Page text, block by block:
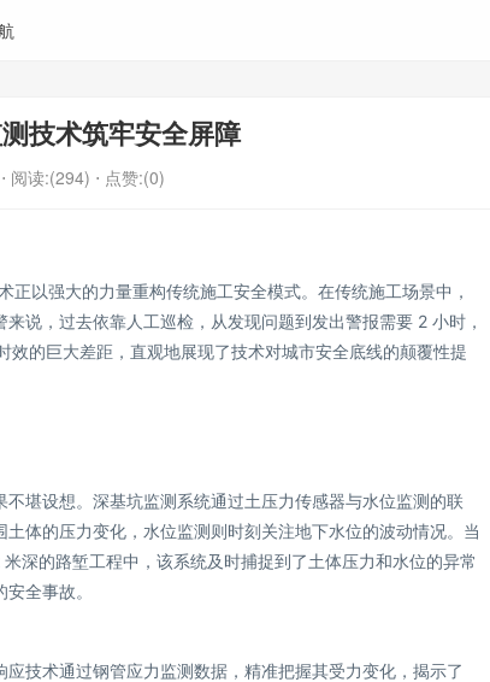
技术筑牢安全屏障
⋅ 阅读:(294) ⋅ 点赞:(0)
以强大的力量重构传统施工安全模式。在传统施工场景中，
说，过去依靠人工巡检，从发现问题到发出警报需要 2 小时，
的巨大差距，直观地展现了技术对城市安全底线的颠覆性提
堪设想。深基坑监测系统通过土压力传感器与水位监测的联
体的压力变化，水位监测则时刻关注地下水位的波动情况。当
深的路堑工程中，该系统及时捕捉到了土体压力和水位的异常
全事故。
技术通过钢管应力监测数据，精准把握其受力变化，揭示了